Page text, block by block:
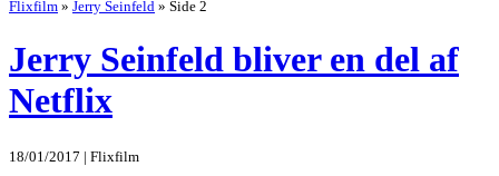
Flixfilm » Jerry Seinfeld » Side 2
Jerry Seinfeld bliver en del af
Netflix
18/01/2017 | Flixfilm